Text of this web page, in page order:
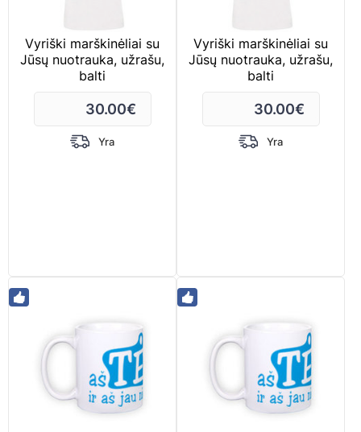
Vyriški marškinėliai su
Jūsų nuotrauka, užrašu,
balti
30.00€
Yra
Vyriški marškinėliai su
Jūsų nuotrauka, užrašu,
balti
30.00€
Yra